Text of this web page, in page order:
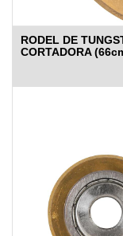
RODEL DE
CORTADORA